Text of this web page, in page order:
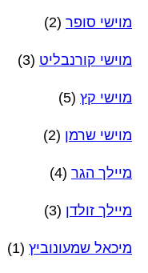
מוישי סופר (2)
מוישי קורנבליט (3)
מוישי קץ (5)
מוישי שרמן (2)
מיילך הגר (4)
מיילך זולדן (3)
מיכאל שמעונוביץ (1)